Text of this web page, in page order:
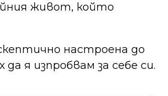
живот, който
настроена до
да я изпробвам за себе си.